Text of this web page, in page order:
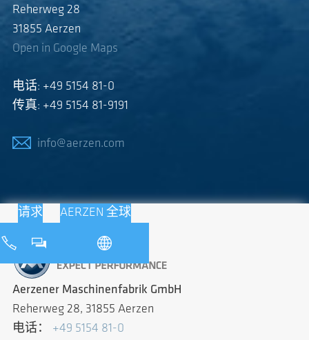
Reherweg 28
31855 Aerzen
Open in Google Maps
电话: +49 5154 81-0
传真: +49 5154 81-9191
info@aerzen.com
请求 AERZEN 全球
Aerzener Maschinenfabrik GmbH
Reherweg 28, 31855 Aerzen
电话： +49 5154 81-0